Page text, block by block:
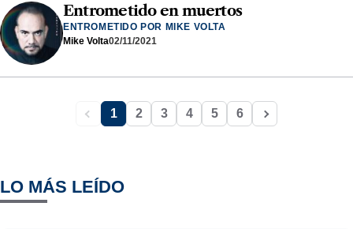
Entrometido en muertos
ENTROMETIDO POR MIKE VOLTA
Mike Volta02/11/2021
1 2 3 4 5 6
LO MÁS LEÍDO